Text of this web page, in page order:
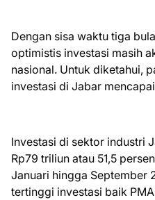
Dengan sisa waktu tiga
optimistis investasi masih
nasional. Untuk diketahui,
investasi di Jabar
Investasi di sektor industri
Rp79 triliun atau 51,5
Januari hingga September
tertinggi investasi baik